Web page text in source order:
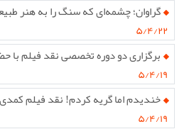
گراوان؛ چشمه‌ای که سنگ را به هنر
۵/۴/۲۲
برگزاری دو دوره تخصصی نقد فیلم با
۵/۴/۱۹
خندیدم اما گریه کردم! نقد فیلم
۵/۴/۱۹